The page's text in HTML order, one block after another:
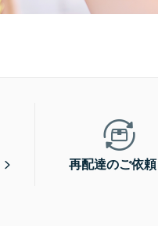
再配達のご依頼